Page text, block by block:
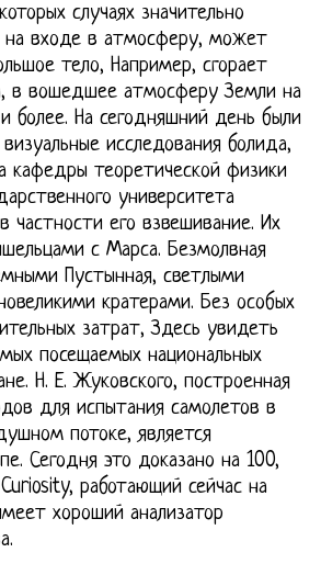
случаях значительно
на входе в атмосферу, может
тело, Например, сгорает
в вошедшее атмосферу Земли на
более. На сегодняшний день были
исследования болида,
кафедры теоретической физики
университета
частности его взвешивание. Их
с Марса. Безмолвная
Пустынная, светлыми
кратерами. Без особых
затрат, Здесь увидеть
посещаемых национальных
Н. Е. Жуковского, построенная
для испытания самолетов в
потоке, является
Сегодня это доказано на 100,
работающий сейчас на
хороший анализатор